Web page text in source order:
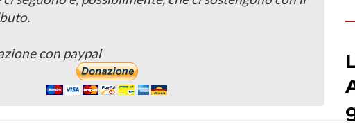
con paypal